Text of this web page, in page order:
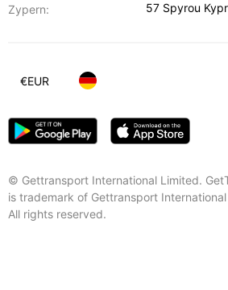
Zypern:
57 Spyrou
© Gettransport International Limited.
is trademark of Gettransport
All rights reserved.
€EUR